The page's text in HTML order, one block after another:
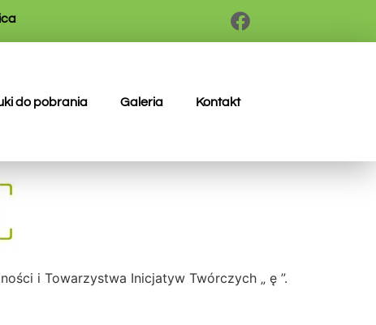
do pobrania Galeria Kontakt
i Towarzystwa Inicjatyw Twórczych „ ę ”.